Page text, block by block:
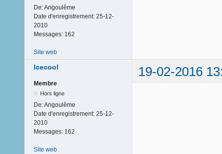
De:Angoulême
Date d'enregistrement: 25-12-
2010
Messages: 162
Site web
Icecool 19-02-2016
Membre
Hors ligne
De:Angoulême
Date d'enregistrement: 25-12-
2010
Messages: 162
Site web